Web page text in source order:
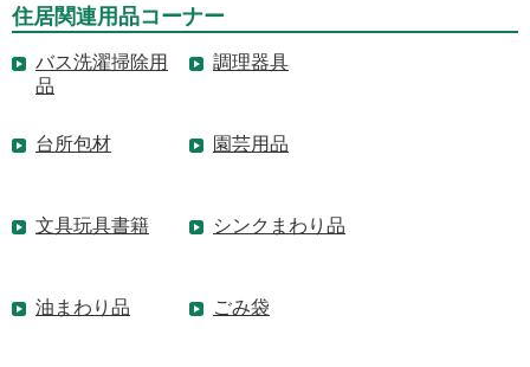
住居関連用品コーナー
バス洗濯掃除用
品
調理器具
台所包材 園芸用品
文具玩具書籍 シンクまわり品
油まわり品 ごみ袋